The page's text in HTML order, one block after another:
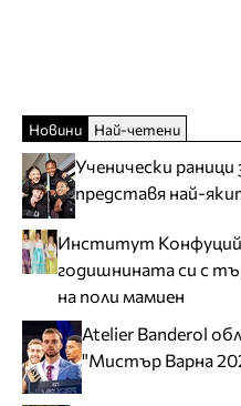
Новини Най-четени
Ученически раници
представя най-
Институт Конфуций
годишнината си с
на поли мамиен
Atelier Banderol
"Мистър Варна